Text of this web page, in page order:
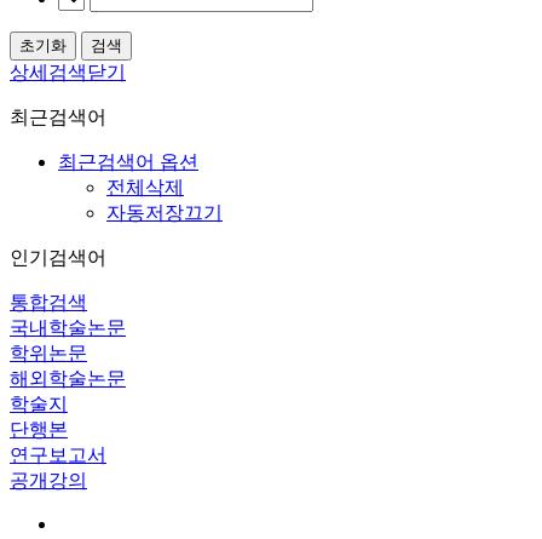
상세검색닫기
최근검색어
최근검색어 옵션
전체삭제
자동저장끄기
인기검색어
통합검색
국내학술논문
학위논문
해외학술논문
학술지
단행본
연구보고서
공개강의